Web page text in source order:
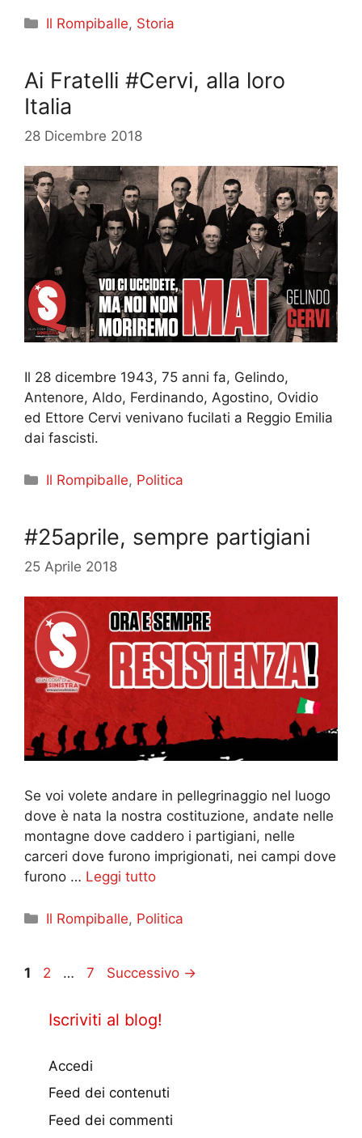
Categorie
Il Rompiballe, Storia
Ai Fratelli #Cervi, alla loro
Italia
28 Dicembre 2018
Il 28 dicembre 1943, 75 anni fa, Gelindo,
Antenore, Aldo, Ferdinando, Agostino, Ovidio
ed Ettore Cervi venivano fucilati a Reggio Emilia
dai fascisti.
Categorie
Il Rompiballe, Politica
#25aprile, sempre partigiani
25 Aprile 2018
Se voi volete andare in pellegrinaggio nel luogo
dove è nata la nostra costituzione, andate nelle
montagne dove caddero i partigiani, nelle
carceri dove furono imprigionati, nei campi dove
furono … Leggi tutto
Categorie
Il Rompiballe, Politica
Pagina
1 Pagina
2 … Pagina
7 Successivo →
Iscriviti al blog!
Accedi
Feed dei contenuti
Feed dei commenti